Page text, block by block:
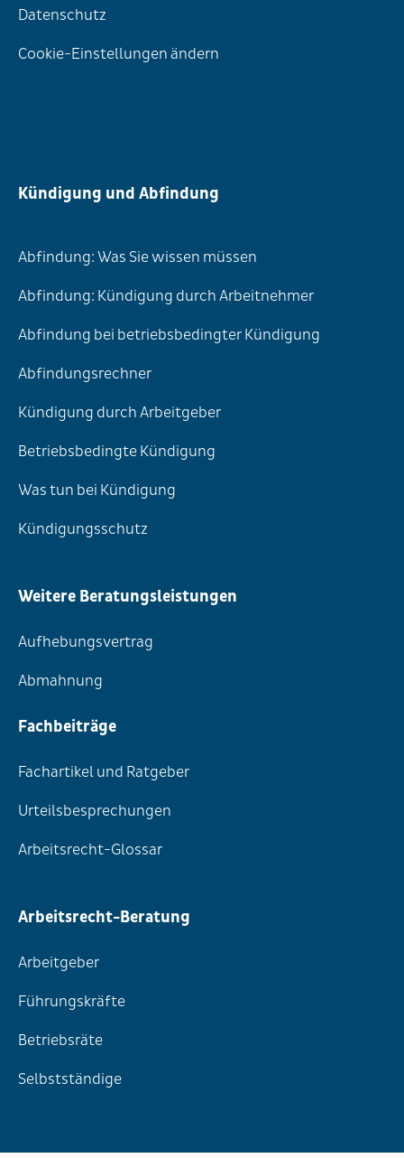
Datenschutz
Cookie-Einstellungen ändern
Kündigung und Abfindung
Abfindung: Was Sie wissen müssen
Abfindung: Kündigung durch Arbeitnehmer
Abfindung bei betriebsbedingter Kündigung
Abfindungsrechner
Kündigung durch Arbeitgeber
Betriebsbedingte Kündigung
Was tun bei Kündigung
Kündigungsschutz
Weitere Beratungsleistungen
Aufhebungsvertrag
Abmahnung
Fachbeiträge
Fachartikel und Ratgeber
Urteilsbesprechungen
Arbeitsrecht-Glossar
Arbeitsrecht-Beratung
Arbeitgeber
Führungskräfte
Betriebsräte
Selbstständige